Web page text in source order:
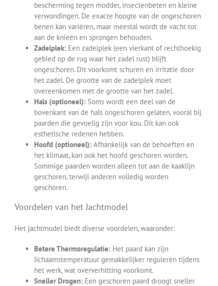
bescherming tegen modder, insectenbeten en kleine
verwondingen. De exacte hoogte van de ongeschoren
benen kan variëren, maar meestal wordt de vacht tot
aan de knieën en sprongen behouden.
Zadelplek: Een zadelplek (een vierkant of rechthoekig
gebied op de rug waar het zadel rust) blijft
ongeschoren. Dit voorkomt schuren en irritatie door
het zadel. De grootte van de zadelplek moet
overeenkomen met de grootte van het zadel.
Hals (optioneel): Soms wordt een deel van de
bovenkant van de hals ongeschoren gelaten, vooral bij
paarden die gevoelig zijn voor kou. Dit kan ook
esthetische redenen hebben.
Hoofd (optioneel): Afhankelijk van de behoeften en
het klimaat, kan ook het hoofd geschoren worden.
Sommige paarden worden alleen tot aan de kaaklijn
geschoren, terwijl anderen volledig worden
geschoren.
Voordelen van het Jachtmodel
Het jachtmodel biedt diverse voordelen, waaronder:
Betere Thermoregulatie: Het paard kan zijn
lichaamstemperatuur gemakkelijker reguleren tijdens
het werk, wat oververhitting voorkomt.
Sneller Drogen: Een geschoren paard droogt sneller